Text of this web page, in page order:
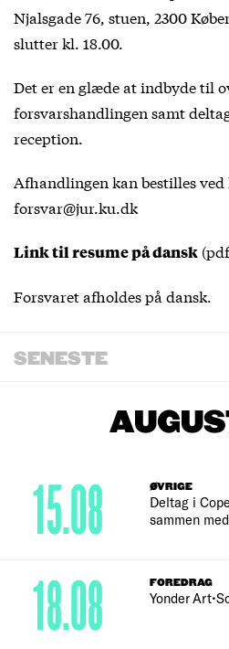
Njalsgade 76, stuen, 2300
slutter kl. 18.00.
Det er en glæde at indbyde til
forsvarshandlingen samt
reception.
Afhandlingen kan bestilles
forsvar@jur.ku.dk
Link til resume på dansk
Forsvaret afholdes på dansk.
SENESTE
ØVRIGE
Deltag i
sammen
15.08
FOREDRAG
Yonder
18.08